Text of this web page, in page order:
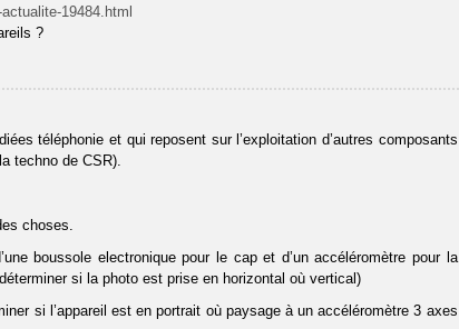
19484.html
?
téléphonie et qui reposent sur l’exploitation d’autres composants
techno de CSR).
choses.
boussole electronique pour le cap et d’un accéléromètre pour la
si la photo est prise en horizontal où vertical)
si l’appareil est en portrait où paysage à un accéléromètre 3 axes